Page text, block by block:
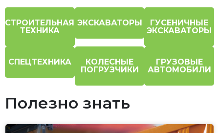
СТРОИТЕЛЬНАЯ
ТЕХНИКА
ЭКСКАВАТОРЫ
ГУСЕНИЧНЫЕ
ЭКСКАВАТОРЫ
СПЕЦТЕХНИКА
КОЛЕСНЫЕ
ПОГРУЗЧИКИ
ГРУЗОВЫЕ
АВТОМОБИЛИ
Полезно знать